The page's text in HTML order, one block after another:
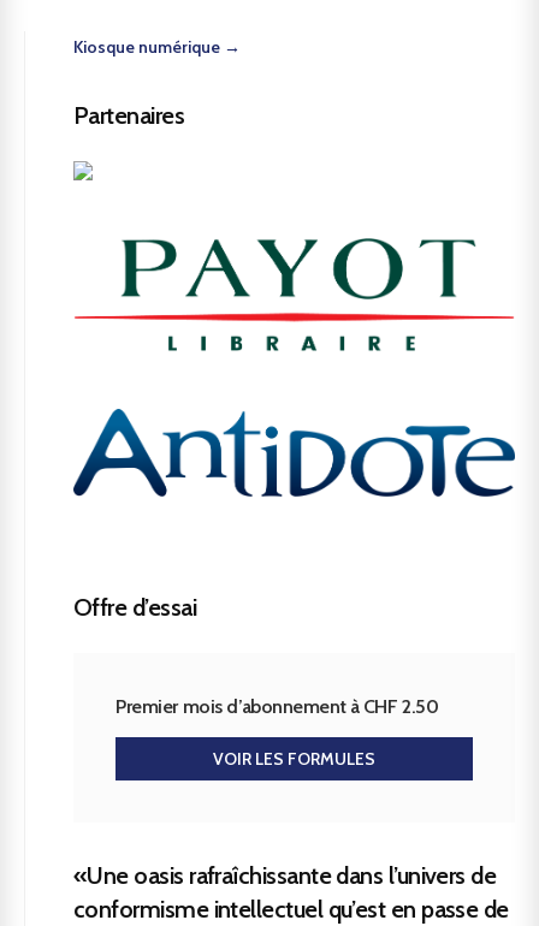
Kiosque numérique →
Partenaires
Offre d’essai
Premier mois d’abonnement à CHF 2.50
VOIR LES FORMULES
«Une oasis rafraîchissante dans l’univers de
conformisme intellectuel qu’est en passe de